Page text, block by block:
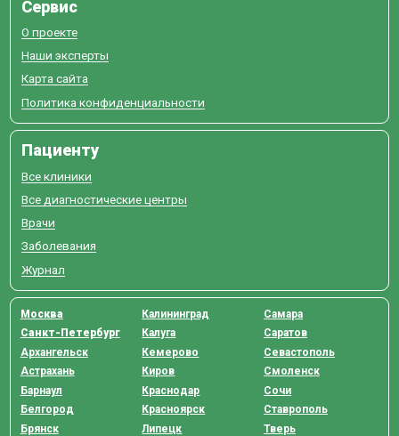
Сервис
О проекте
Наши эксперты
Карта сайта
Политика конфиденциальности
Пациенту
Все клиники
Все диагностические центры
Врачи
Заболевания
Журнал
Москва
Санкт-Петербург
Архангельск
Астрахань
Барнаул
Белгород
Брянск
Калининград
Калуга
Кемерово
Киров
Краснодар
Красноярск
Липецк
Самара
Саратов
Севастополь
Смоленск
Сочи
Ставрополь
Тверь